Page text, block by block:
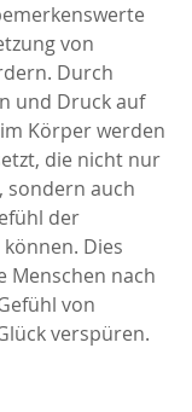
von
Durch
und Druck auf
Körper werden
die nicht nur
sondern auch
der
Dies
Menschen nach
von
verspüren.